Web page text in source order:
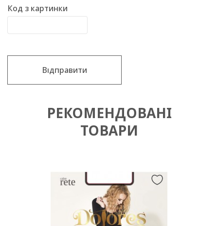
Код з картинки
Відправити
РЕКОМЕНДОВАНІ
ТОВАРИ